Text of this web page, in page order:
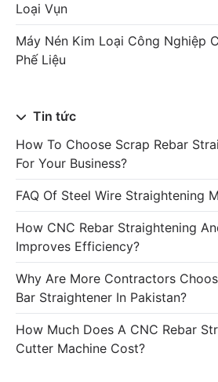
Loại Vụn
Máy Nén Kim Loại Công Nghiệp
Phế Liệu
Tin tức
How To Choose Scrap Rebar
For Your Business?
FAQ Of Steel Wire Straightening
How CNC Rebar Straightening
Improves Efficiency?
Why Are More Contractors
Bar Straightener In Pakistan?
How Much Does A CNC Rebar
Cutter Machine Cost?